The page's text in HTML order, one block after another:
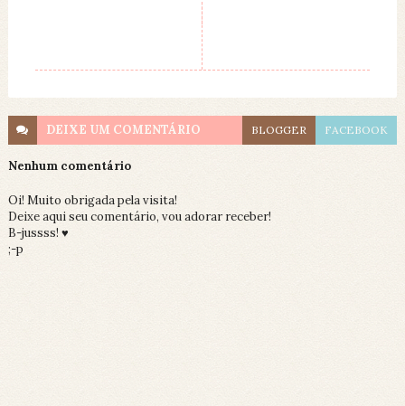
DEIXE UM COMENTÁRIO BLOGGER FACEBOOK
Nenhum comentário
Oi! Muito obrigada pela visita!
Deixe aqui seu comentário, vou adorar receber!
B-jussss! ♥
;-p